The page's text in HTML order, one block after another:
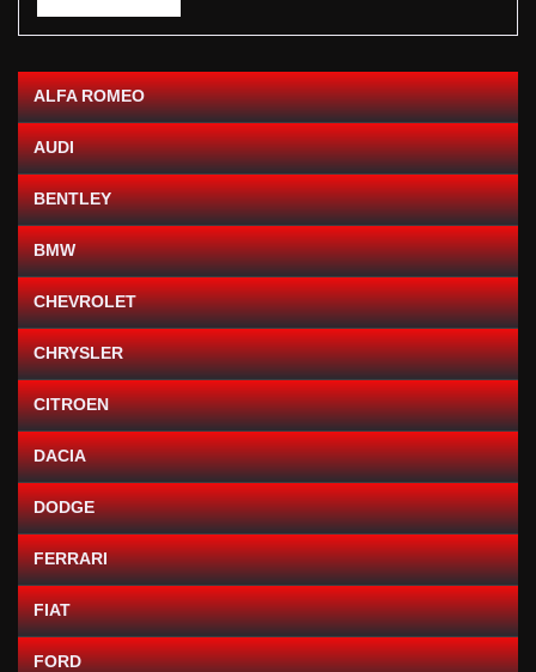
ALFA ROMEO
AUDI
BENTLEY
BMW
CHEVROLET
CHRYSLER
CITROEN
DACIA
DODGE
FERRARI
FIAT
FORD